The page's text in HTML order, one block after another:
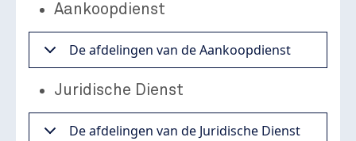
Aankoopdienst
De afdelingen van de Aankoopdienst
Juridische Dienst
De afdelingen van de Juridische Dienst